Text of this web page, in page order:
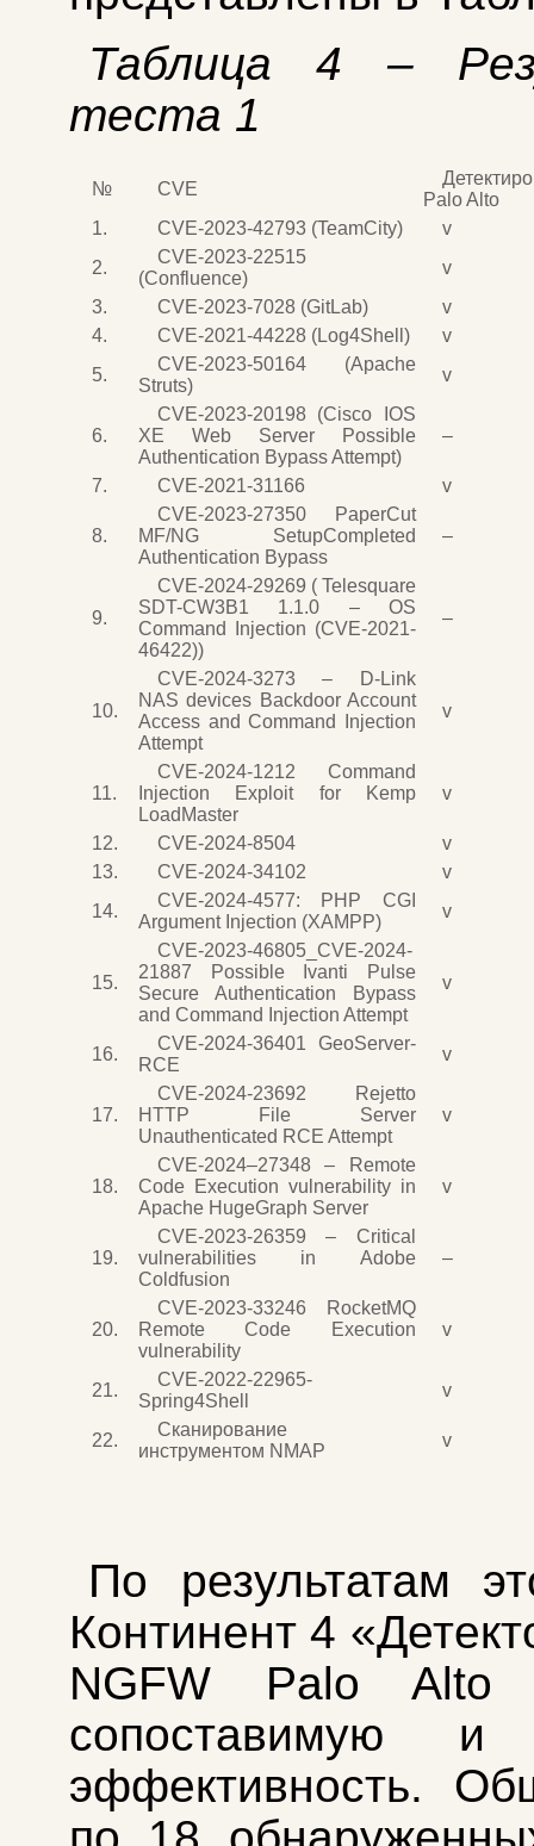
Таблица 4 –
теста 1
№ CVE
Palo Alto
1.
CVE-2023-42793 (TeamCity)
v
2.
CVE-2023-22515
(Confluence)
v
3.
CVE-2023-7028 (GitLab)
v
4.
CVE-2021-44228 (Log4Shell)
v
5.
CVE-2023-50164 (Apache
Struts)
v
6.
CVE-2023-20198 (Cisco IOS
XE Web Server Possible
Authentication Bypass Attempt)
–
7. CVE-2021-31166 v
8.
CVE-2023-27350 PaperCut
MF/NG SetupCompleted
Authentication Bypass
–
9.
CVE-2024-29269 ( Telesquare
SDT-CW3B1 1.1.0 – OS
Command Injection (CVE-2021-
46422))
–
10.
CVE-2024-3273 – D-Link
NAS devices Backdoor Account
Access and Command Injection
Attempt
v
11.
CVE-2024-1212 Command
Injection Exploit for Kemp
LoadMaster
v
12. CVE-2024-8504
v
13.
CVE-2024-34102
v
14.
CVE-2024-4577: PHP CGI
Argument Injection (XAMPP)
v
15.
CVE-2023-46805_CVE-2024-
21887 Possible Ivanti Pulse
Secure Authentication Bypass
and Command Injection Attempt
v
16.
CVE-2024-36401 GeoServer-
RCE
v
17.
CVE-2024-23692 Rejetto
HTTP File Server
Unauthenticated RCE Attempt
v
18.
CVE-2024–27348 – Remote
Code Execution vulnerability in
Apache HugeGraph Server
v
19.
CVE-2023-26359 – Critical
vulnerabilities in Adobe
Coldfusion
–
20.
CVE-2023-33246 RocketMQ
Remote Code Execution
vulnerability
v
21.
CVE-2022-22965-
Spring4Shell
v
22.
Сканирование
инструментом NMAP
v
По результатам
Континент 4
NGFW Palo Alto
сопоставимую и
эффективность.